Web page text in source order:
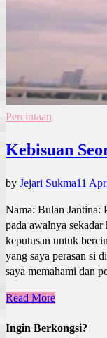
Percintaan
Kebisuan
by Jejari Sukma11
Nama: Bulan Jantina:
pada awalnya
keputusan untuk
yang saya perasan si
saya memahami dan
Read More
Ingin Berkongsi?